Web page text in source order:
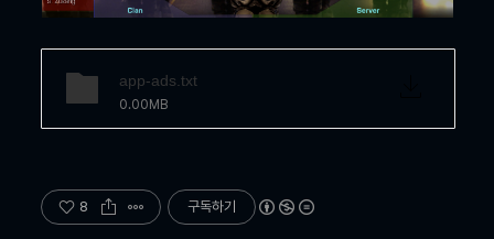
app-ads.txt
0.00MB
8 구독하기